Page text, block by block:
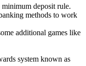
deposit rule.
methods to work
additional games like
system known as